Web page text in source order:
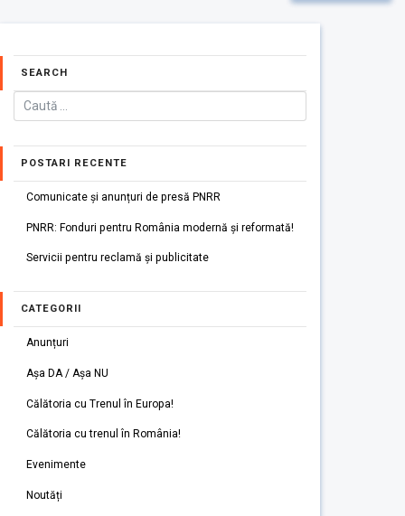
SEARCH
POSTARI RECENTE
Comunicate și anunțuri de presă PNRR
PNRR: Fonduri pentru România modernă și reformată!
Servicii pentru reclamă și publicitate
CATEGORII
Anunțuri
Așa DA / Așa NU
Călătoria cu Trenul în Europa!
Călătoria cu trenul în România!
Evenimente
Noutăți